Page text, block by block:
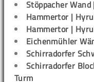
Stöppacher
Hammertor |
Hammertor |
Eichenmühler
Schirradorfer
Schirradorfer
Turm